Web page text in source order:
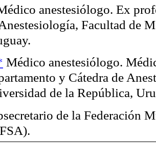
anestesiólogo. Ex
Facultad de
Médico anestesiólogo.
y Cátedra de
de la República,
de la Federación